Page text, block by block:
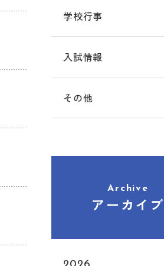
学校行事
入試情報
その他
Archive
アーカイブ